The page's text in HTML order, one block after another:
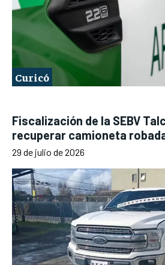
Curicó
Fiscalización de la SEBV
recuperar camioneta
29 de julio de 2026